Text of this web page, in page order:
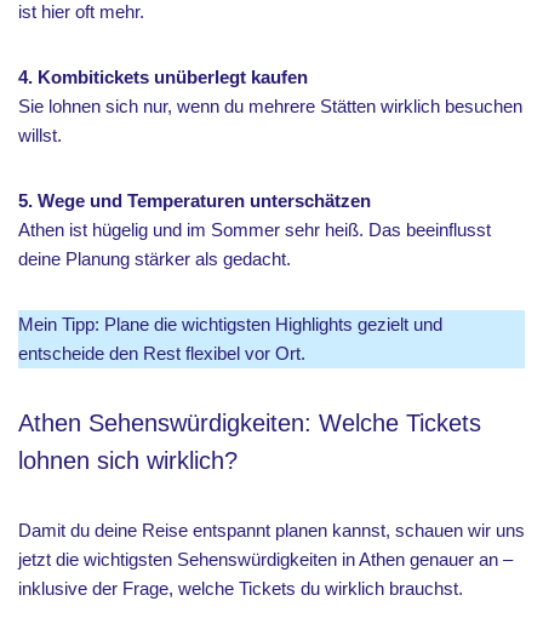
ist hier oft mehr.
4. Kombitickets unüberlegt kaufen
Sie lohnen sich nur, wenn du mehrere Stätten wirklich besuchen
willst.
5. Wege und Temperaturen unterschätzen
Athen ist hügelig und im Sommer sehr heiß. Das beeinflusst
deine Planung stärker als gedacht.
Mein Tipp: Plane die wichtigsten Highlights gezielt und
entscheide den Rest flexibel vor Ort.
Athen Sehenswürdigkeiten: Welche Tickets
lohnen sich wirklich?
Damit du deine Reise entspannt planen kannst, schauen wir uns
jetzt die wichtigsten Sehenswürdigkeiten in Athen genauer an –
inklusive der Frage, welche Tickets du wirklich brauchst.